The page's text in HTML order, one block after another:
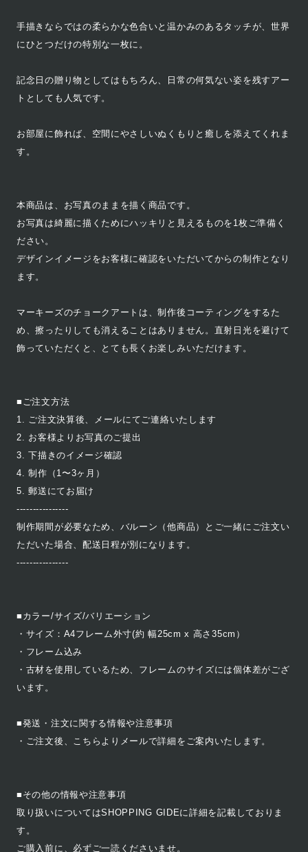
手描きならではの柔らかな色合いと温かみのあるタッチが、世界
にひとつだけの特別な一枚に。
記念日の贈り物としてはもちろん、日常の何気ない姿を残すアー
トとしても人気です。
お部屋に飾れば、空間にやさしいぬくもりと癒しを添えてくれま
す。
本商品は、お写真のままを描く商品です。
お写真は綺麗に描くためにハッキリと見えるものを1枚ご準備く
ださい。
デザインイメージをお客様に確認をいただいてからの制作となり
ます。
マーキーズのチョークアートは、制作後コーティングをするた
め、擦ったりしても消えることはありません。直射日光を避けて
飾っていただくと、とても長くお楽しみいただけます。
■ご注文方法
1. ご注文決算後、メールにてご連絡いたします
2. お客様よりお写真のご提出
3. 下描きのイメージ確認
4. 制作（1〜3ヶ月）
5. 郵送にてお届け
----------------
制作期間が必要なため、バルーン（他商品）とご一緒にご注文い
ただいた場合、配送日程が別になります。
----------------
■カラー/サイズ/バリエーション
・サイズ：A4フレーム外寸(約 幅25cm x 高さ35cm）
・フレーム込み
・古材を使用しているため、フレームのサイズには個体差がござ
います。
■発送・注文に関する情報や注意事項
・ご注文後、こちらよりメールで詳細をご案内いたします。
■その他の情報や注意事項
取り扱いについてはSHOPPING GIDEに詳細を記載しておりま
す。
ご購入前に、必ずご一読くださいませ。